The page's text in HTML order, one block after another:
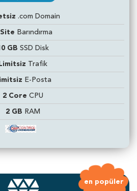
.com Domain
Barındırma
GB SSD Disk
Limitsiz Trafik
E-Posta
2 Core CPU
2 GB RAM
en popüler